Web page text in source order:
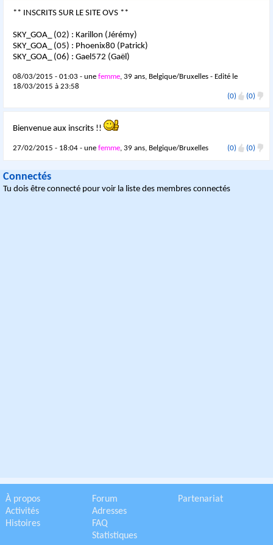
** INSCRITS SUR LE SITE OVS **
SKY_GOA_ (02) : Karillon (Jérémy)
SKY_GOA_ (05) : Phoenix80 (Patrick)
SKY_GOA_ (06) : Gael572 (Gaël)
08/03/2015 - 01:03 - unefemme, 39 ans, Belgique/Bruxelles - Edité le
18/03/2015 à 23:58
(0)
(0)
Bienvenue aux inscrits !!
27/02/2015 - 18:04 - unefemme, 39 ans, Belgique/Bruxelles (0) (0)
Connectés
Tu dois être connecté pour voir la liste des membres connectés
À propos
Activités
Histoires
Forum
Adresses
FAQ
Statistiques
Partenariat